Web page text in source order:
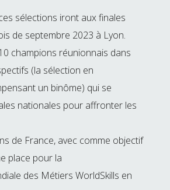
sélections iront aux finales
de septembre 2023 à Lyon.
champions réunionnais dans
(la sélection en
un binôme) qui se
nationales pour affronter les
de France, avec comme objectif
place pour la
des Métiers WorldSkills en